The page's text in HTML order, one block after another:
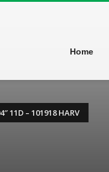
Home
11D – 101918 HARV